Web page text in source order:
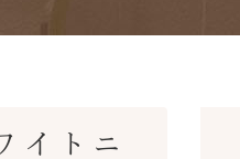
イトニ